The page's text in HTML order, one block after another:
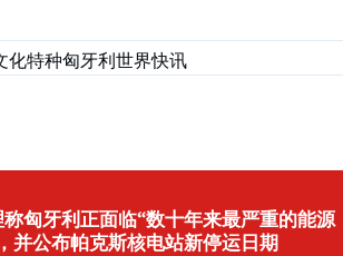
化特种匈牙利世界快讯
匈牙利正面临“数十年来最严重的能源
并公布帕克斯核电站新停运日期